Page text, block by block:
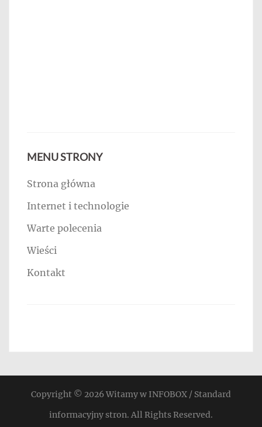
MENU STRONY
Strona główna
Internet i technologie
Warte polecenia
Wieści
Kontakt
Copyright © 2026Witamy w INFOBOX / Standard
informacyjny stron. All Rights Reserved.